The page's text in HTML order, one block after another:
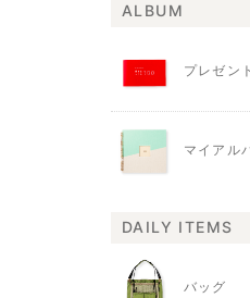
ALBUM
プレゼン
マイアル
DAILY ITEMS
バッグ